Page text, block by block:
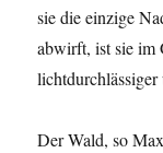
sie die einzige
abwirft, ist sie im
Der Wald, so